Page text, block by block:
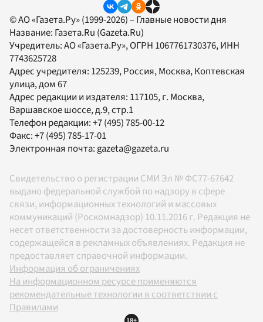
© АО «Газета.Ру» (1999-2026) – Главные новости дня
Название: Газета.Ru (Gazeta.Ru)
Учредитель:АО «Газета.Ру», ОГРН 1067761730376, ИНН
7743625728
Адрес учредителя: 125239, Россия, Москва, Коптевская
улица, дом 67
Адрес редакции и издателя: 117105, г. Москва,
Варшавское шоссе, д.9, стр.1
Телефон редакции:+7 (495) 785-00-12
Факс:+7 (495) 785-17-01
Электронная почта:gazeta@gazeta.ru
Свидетельство о регистрации СМИ Эл № ФС77-67642
выдано федеральной службой по надзору в сфере
связи, информационных технологий и массовых
коммуникаций (Роскомнадзор) 10.11.2016 г. Редакция не
несет ответственности за достоверность информации,
содержащейся в рекламных объявлениях. Редакция не
предоставляет справочной информации.
Информация об ограничениях
На информационном ресурсе применяются
рекомендательные технологии в соответствии с
Правилами